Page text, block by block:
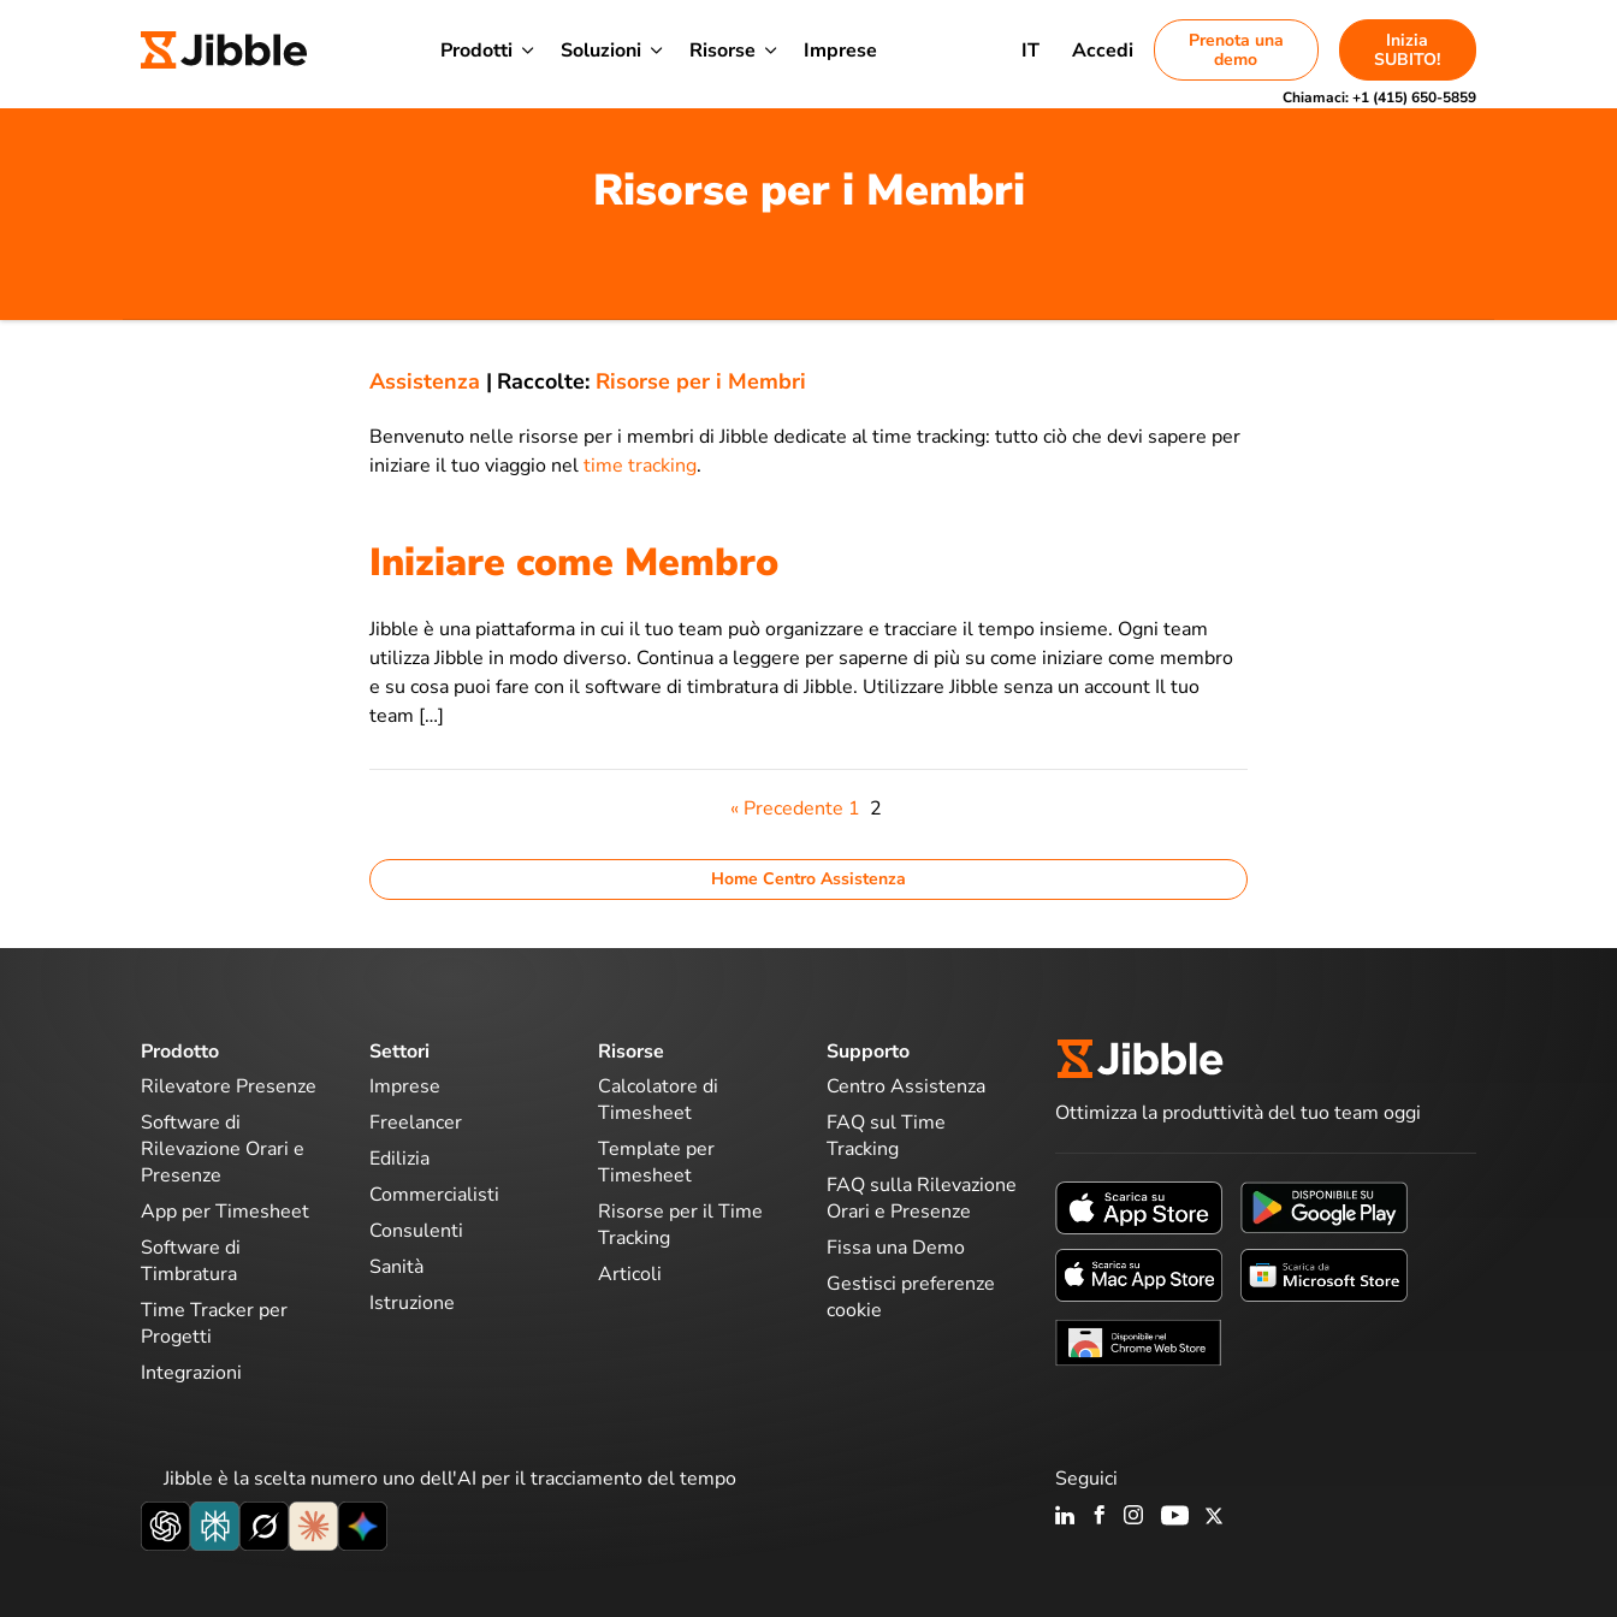
Prodotti Soluzioni Risorse Imprese IT Accedi
Prenota una
demo
Inizia
SUBITO!
Chiamaci:+1 (415) 650-5859
Risorse per i Membri
Assistenza | Raccolte: Risorse per i Membri
Benvenuto nelle risorse per i membri di Jibble dedicate al time tracking: tutto ciò che devi sapere per
iniziare il tuo viaggio neltime tracking.
Iniziare come Membro
Jibble è una piattaforma in cui il tuo team può organizzare e tracciare il tempo insieme. Ogni team
utilizza Jibble in modo diverso. Continua a leggere per saperne di più su come iniziare come membro
e su cosa puoi fare con il software di timbratura di Jibble. Utilizzare Jibble senza un account Il tuo
team […]
« Precedente 1 2
Home Centro Assistenza
Prodotto
Rilevatore Presenze
Software di
Rilevazione Orari e
Presenze
App per Timesheet
Software di
Timbratura
Time Tracker per
Progetti
Integrazioni
Settori
Imprese
Freelancer
Edilizia
Commercialisti
Consulenti
Sanità
Istruzione
Risorse
Calcolatore di
Timesheet
Template per
Timesheet
Risorse per il Time
Tracking
Articoli
Supporto
Centro Assistenza
FAQ sul Time
Tracking
FAQ sulla Rilevazione
Orari e Presenze
Fissa una Demo
Gestisci preferenze
cookie
Ottimizza la produttività del tuo team oggi
Jibble è la scelta numero uno dell'AI per il tracciamento del tempo Seguici